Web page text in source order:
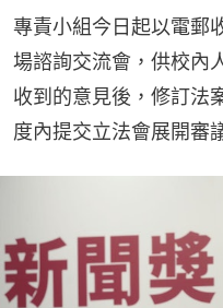
專責小組今日起以電郵
場諮詢交流會，供校內
收到的意見後，修訂法
度內提交立法會展開審